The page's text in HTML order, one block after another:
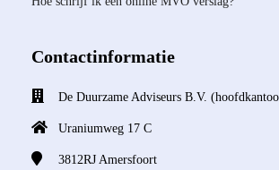
Contactinformatie
De Duurzame Adviseurs B.V.
Uraniumweg 17 C
3812RJ Amersfoort